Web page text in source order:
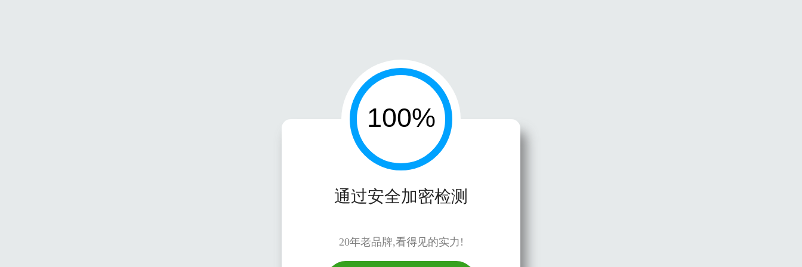
通过安全加密检测
20年老品牌,看得见的实力!